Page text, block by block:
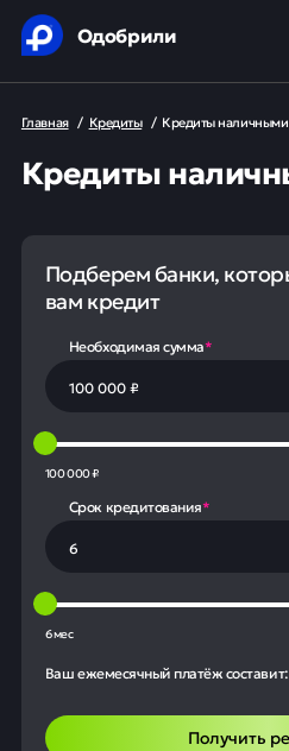
Одобрили
Главная / Кредиты / Кредиты наличными
Кредиты
Подберем банки,
вам кредит
Необходимая сумма*
100 000 ₽
Срок кредитования*
6 мес
Ваш ежемесячный платёж составит:
Получить